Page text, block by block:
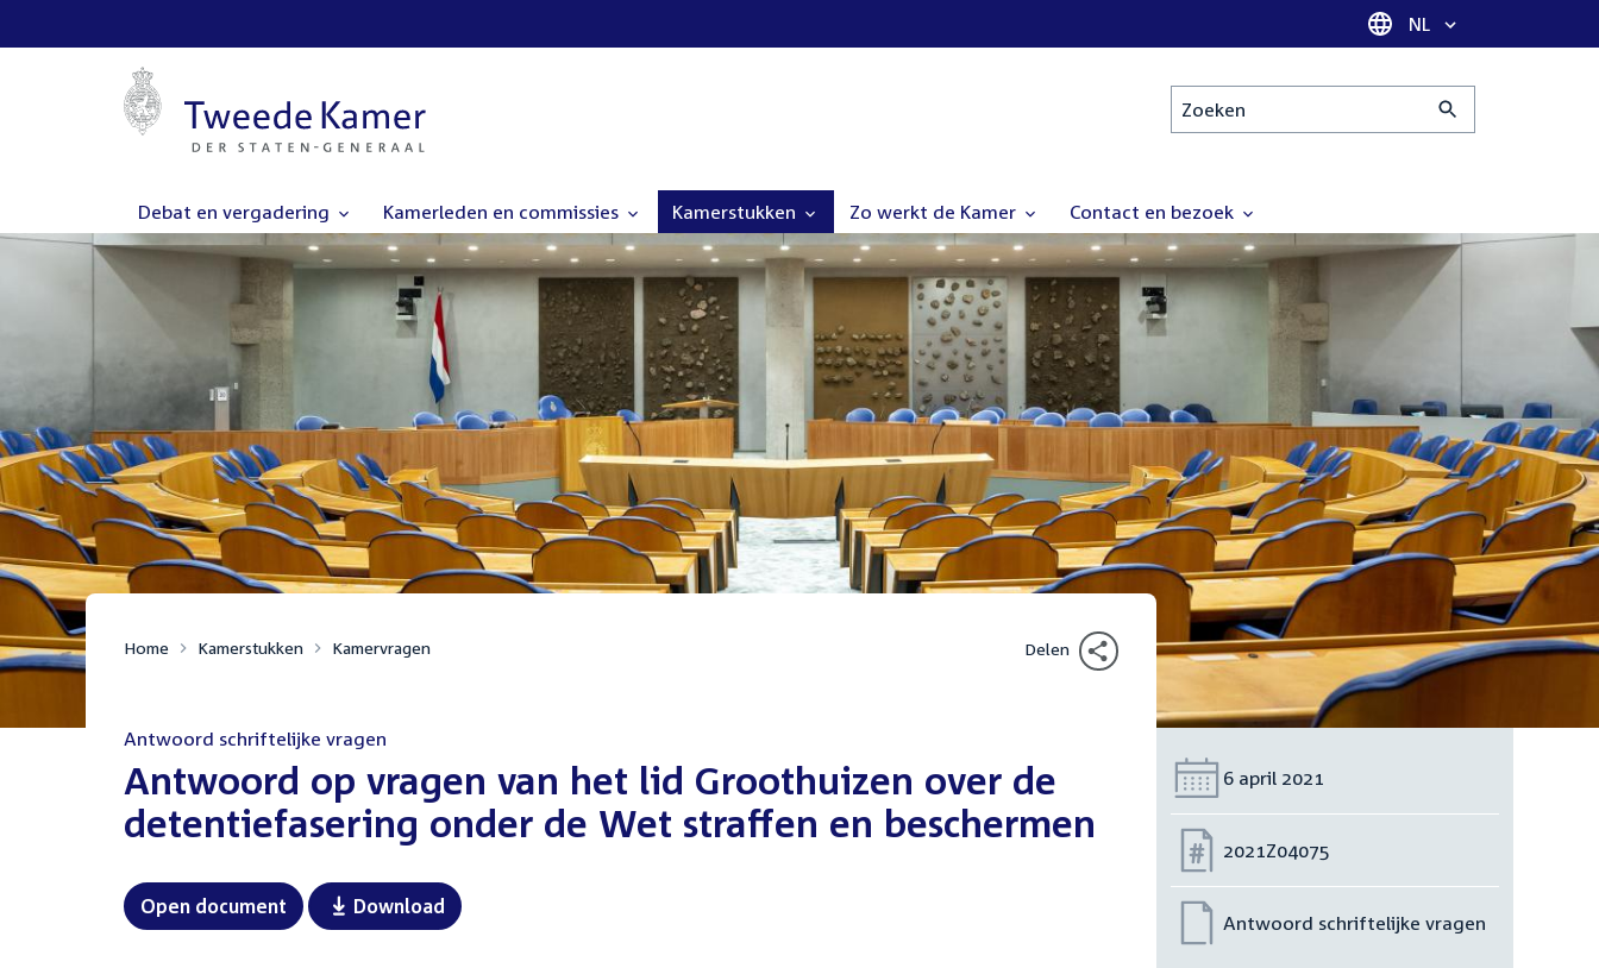
Taal selectie
NL
Zoeken
Debat en vergadering Kamerleden en commissies Kamerstukken Zo werkt de Kamer Contact en bezoek
Home Kamerstukken Kamervragen Delen
Antwoord schriftelijke vragen
Antwoord op vragen van het lid Groothuizen over de
detentiefasering onder de Wet straffen en beschermen
Open document Download
Datum:
6 april 2021
Nummer:
2021Z04075
Antwoord schriftelijke vragen